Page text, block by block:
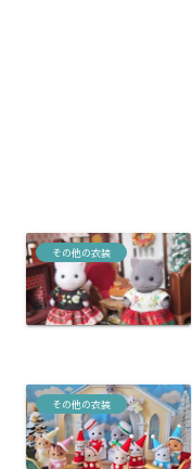
その他の衣装
その他の衣装